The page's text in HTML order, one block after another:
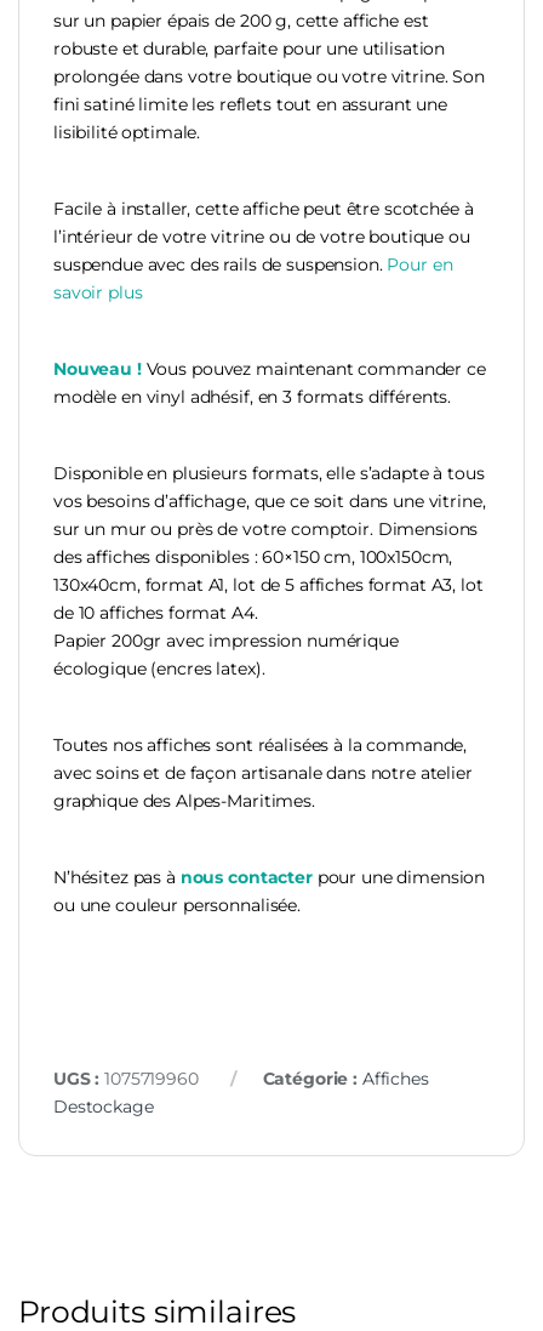
sur un papier épais de 200 g, cette affiche est
robuste et durable, parfaite pour une utilisation
prolongée dans votre boutique ou votre vitrine. Son
fini satiné limite les reflets tout en assurant une
lisibilité optimale.
Facile à installer, cette affiche peut être scotchée à
l’intérieur de votre vitrine ou de votre boutique ou
suspendue avec des rails de suspension. Pour en
savoir plus
Nouveau ! Vous pouvez maintenant commander ce
modèle en vinyl adhésif, en 3 formats différents.
Disponible en plusieurs formats, elle s’adapte à tous
vos besoins d’affichage, que ce soit dans une vitrine,
sur un mur ou près de votre comptoir. Dimensions
des affiches disponibles : 60×150 cm, 100x150cm,
130x40cm, format A1, lot de 5 affiches format A3, lot
de 10 affiches format A4.
Papier 200gr avec impression numérique
écologique (encres latex).
Toutes nos affiches sont réalisées à la commande,
avec soins et de façon artisanale dans notre atelier
graphique des Alpes-Maritimes.
N’hésitez pas à nouscontacterpour une dimension
ou une couleur personnalisée.
UGS :1075719960 Catégorie : Affiches
Destockage
Produits similaires